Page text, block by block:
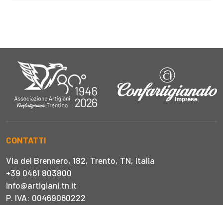
CONTATTI
Via del Brennero, 182, Trento, TN, Italia
+39 0461 803800
info@artigiani.tn.it
P. IVA: 00469060222